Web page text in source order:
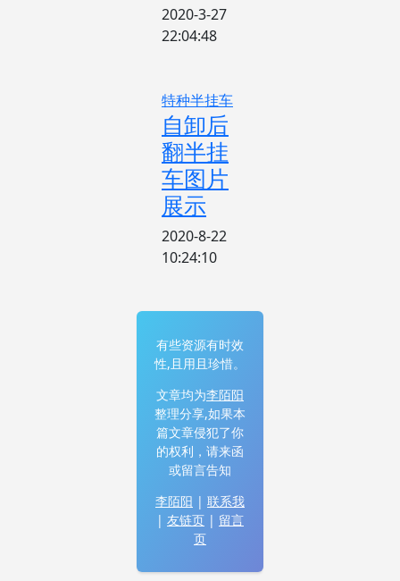
2020-3-27
22:04:48
特种半挂车
自卸后
翻半挂
车图片
展示
2020-8-22
10:24:10
有些资源有时效
性,且用且珍惜。
文章均为李陌阳
整理分享,如果本
篇文章侵犯了你
的权利，请来函
或留言告知
李陌阳 | 联系我
| 友链页 | 留言
页